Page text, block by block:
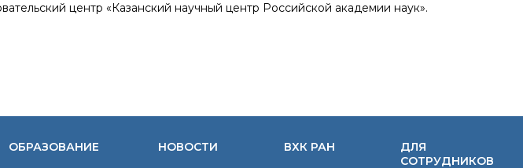
центр «Казанский научный центр Российской академии наук».
ОБРАЗОВАНИЕ НОВОСТИ ВХК РАН
ДЛЯ
СОТРУДНИКОВ